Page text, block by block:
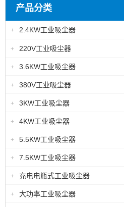
产品分类
+ 2.4KW工业吸尘器
+ 220V工业吸尘器
+ 3.6KW工业吸尘器
+ 380V工业吸尘器
+ 3KW工业吸尘器
+ 4KW工业吸尘器
+ 5.5KW工业吸尘器
+ 7.5KW工业吸尘器
+ 充电电瓶式工业吸尘器
+ 大功率工业吸尘器